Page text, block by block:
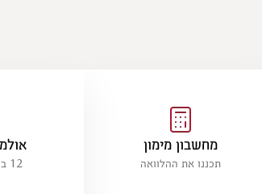
מחשבון מימון
תכננו את ההלוואה 12 ברחבי הארץ